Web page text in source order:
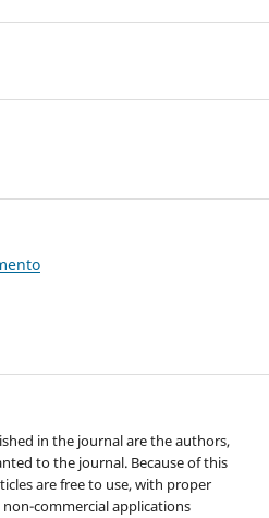
in the journal are the authors,
to the journal. Because of this
are free to use, with proper
commercial applications